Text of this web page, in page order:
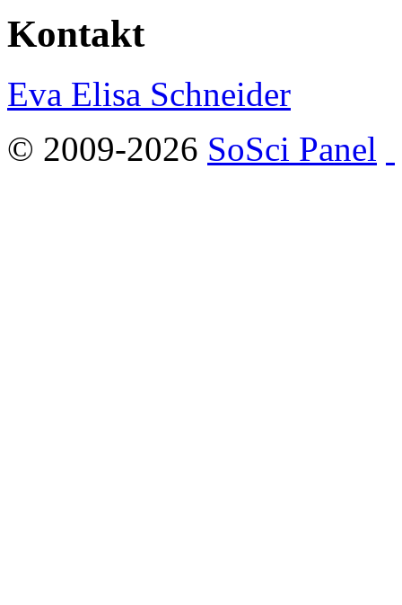
Kontakt
Eva Elisa Schneider
© 2009-2026 SoSci Panel